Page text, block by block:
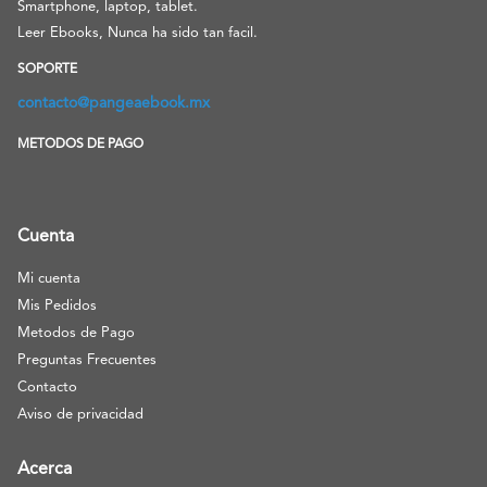
Smartphone, laptop, tablet.
Leer Ebooks, Nunca ha sido tan facil.
SOPORTE
contacto@pangeaebook.mx
METODOS DE PAGO
Cuenta
Mi cuenta
Mis Pedidos
Metodos de Pago
Preguntas Frecuentes
Contacto
Aviso de privacidad
Acerca